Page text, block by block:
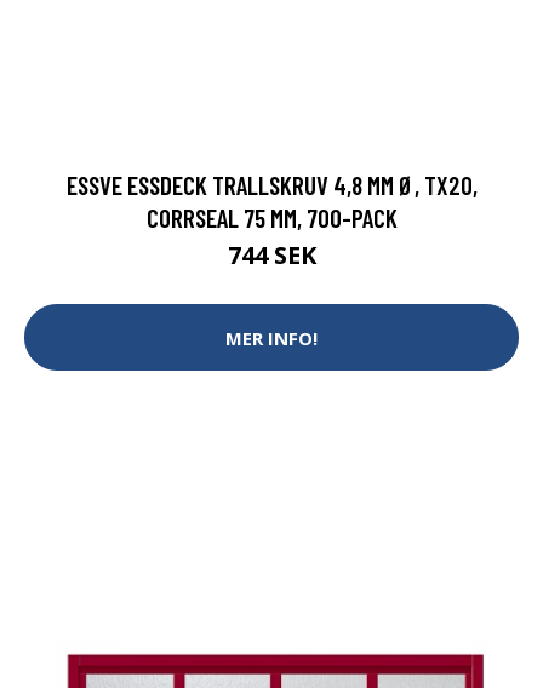
ESSVE ESSDECK TRALLSKRUV 4,8 MM Ø, TX20,
CORRSEAL 75 MM, 700-PACK
744 SEK
MER INFO!